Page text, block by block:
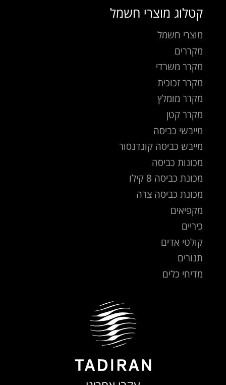
קטלוג מוצרי חשמל
מוצרי חשמל
מקררים
מקרר משרדי
מקרר זכוכית
מקרר מומלץ
מקרר קטן
מייבשי כביסה
מייבש כביסה קונדנסור
מכונות כביסה
מכונת כביסה 8 קילו
מכונת כביסה צרה
מקפיאים
כיריים
קולטי אדים
תנורים
מדיחי כלים